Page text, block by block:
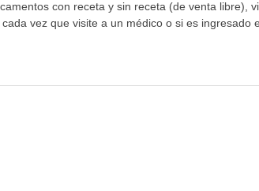
con receta y sin receta (de venta libre),
vez que visite a un médico o si es ingresado